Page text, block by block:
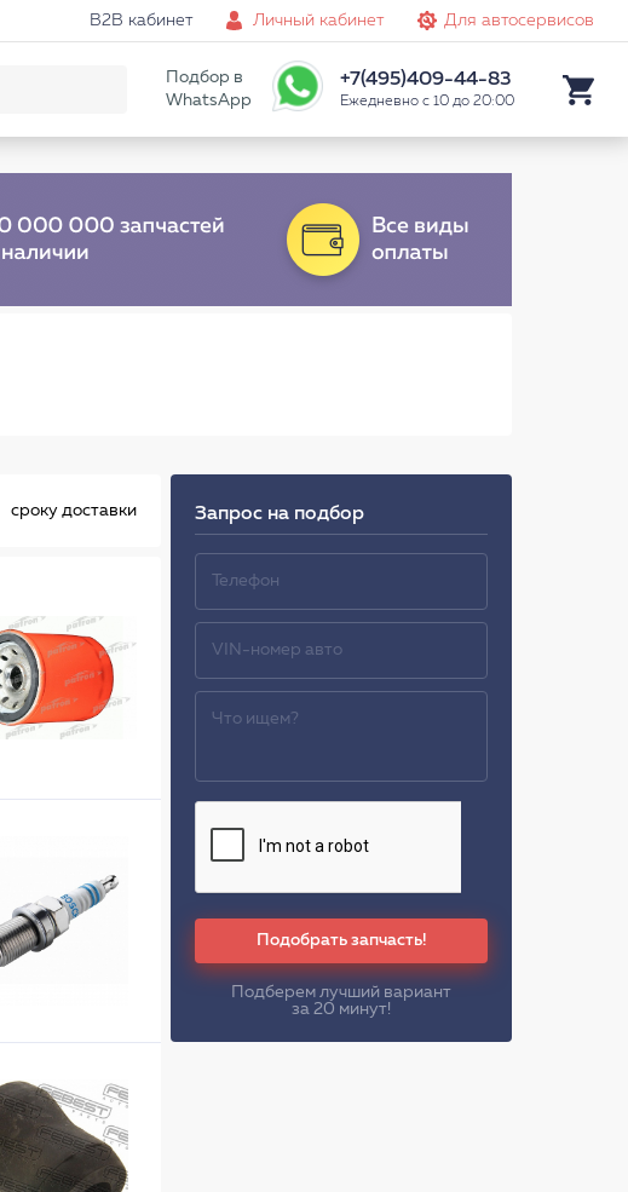
B2B кабинет Личный кабинет Для автосервисов
Подбор в
WhatsApp
+7(495)409-44-83
Ежедневно с 10 до 20:00
сроку доставки Запрос на подбор
Подобрать запчасть!
Подберем лучший вариант
за 20 минут!